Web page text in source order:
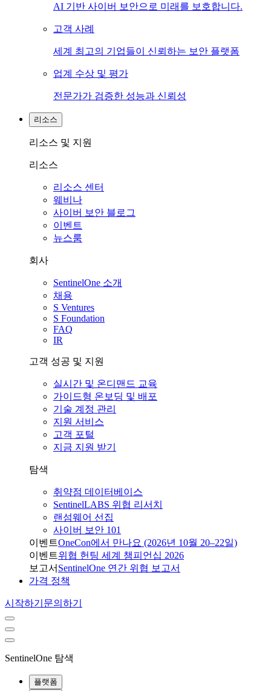
AI 기반 사이버 보안으로 미래를 보호합니다.
고객 사례
세계 최고의 기업들이 신뢰하는 보안 플랫폼
업계 수상 및 평가
전문가가 검증한 성능과 신뢰성
리소스
리소스 및 지원
리소스
리소스 센터
웨비나
사이버 보안 블로그
이벤트
뉴스룸
회사
SentinelOne 소개
채용
S Ventures
S Foundation
FAQ
IR
고객 성공 및 지원
실시간 및 온디맨드 교육
가이드형 온보딩 및 배포
기술 계정 관리
지원 서비스
고객 포털
지금 지원 받기
탐색
취약점 데이터베이스
SentinelLABS 위협 리서치
랜섬웨어 선집
사이버 보안 101
이벤트OneCon에서 만나요 (2026년 10월 20–22일)
이벤트위협 헌팅 세계 챔피언십 2026
보고서 SentinelOne 연간 위협 보고서
가격 정책
시작하기 문의하기
SentinelOne 탐색
플랫폼